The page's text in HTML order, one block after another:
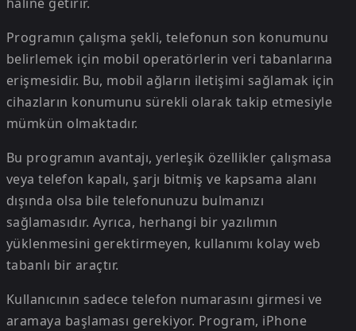
Programın çalışma şekli, telefonun son konumunu
belirlemek için mobil operatörlerin veri tabanlarına
erişmesidir. Bu, mobil ağların iletişimi sağlamak için
cihazların konumunu sürekli olarak takip etmesiyle
mümkün olmaktadır.
Bu programın avantajı, yerleşik özellikler çalışmasa
veya telefon kapalı, şarjı bitmiş ve kapsama alanı
dışında olsa bile telefonunuzu bulmanızı
sağlamasıdır. Ayrıca, herhangi bir yazılımın
yüklenmesini gerektirmeyen, kullanımı kolay web
tabanlı bir araçtır.
Kullanıcının sadece telefon numarasını girmesi ve
aramaya başlaması gerekiyor. Program, iPhone